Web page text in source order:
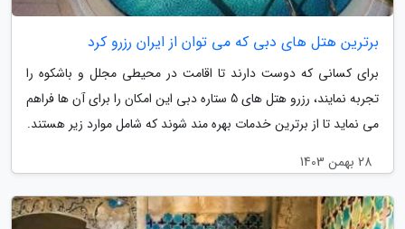
برترین هتل های دبی که می توان از ایران رزرو کرد
برای کسانی که دوست دارند تا اقامت در محیطی مجلل و باشکوه را
تجربه نمایند، رزرو هتل های 5 ستاره دبی این امکان را برای آن ها فراهم
می نماید تا از برترین خدمات بهره مند شوند که شامل موارد زیر هستند.
28 بهمن 1403